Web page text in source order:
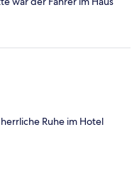
starten. Keine 4 Sterne
Ruhe im Hotel